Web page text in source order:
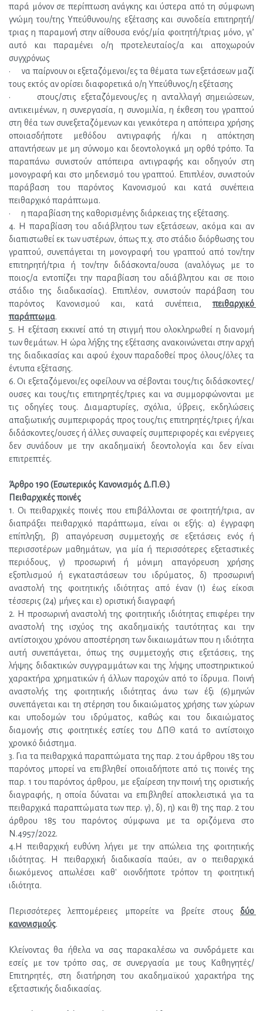
παρά μόνον σε περίπτωση ανάγκης και ύστερα από τη σύμφωνη
γνώμη του/της Υπεύθυνου/ης εξέτασης και συνοδεία επιτηρητή/
τριας η παραμονή στην αίθουσα ενός/μία φοιτητή/τριας μόνο, γι’
αυτό και παραμένει ο/η προτελευταίος/α και αποχωρούν
συγχρόνως
·      να παίρνουν οι εξεταζόμενοι/ες τα θέματα των εξετάσεων μαζί
τους εκτός αν ορίσει διαφορετικά ο/η Υπεύθυνος/η εξέτασης
·      στους/στις εξεταζόμενους/ες η ανταλλαγή σημειώσεων,
αντικειμένων, η συνεργασία, η συνομιλία, η έκθεση του γραπτού
στη θέα των συνεξεταζόμενων και γενικότερα η απόπειρα χρήσης
οποιασδήποτε μεθόδου αντιγραφής ή/και η απόκτηση
απαντήσεων με μη σύννομο και δεοντολογικά μη ορθό τρόπο. Τα
παραπάνω συνιστούν απόπειρα αντιγραφής και οδηγούν στη
μονογραφή και στο μηδενισμό του γραπτού. Επιπλέον, συνιστούν
παράβαση του παρόντος Κανονισμού και κατά συνέπεια
πειθαρχικό παράπτωμα.
·      η παραβίαση της καθορισμένης διάρκειας της εξέτασης.
4. Η παραβίαση του αδιάβλητου των εξετάσεων, ακόμα και αν
διαπιστωθεί εκ των υστέρων, όπως π.χ. στο στάδιο διόρθωσης του
γραπτού, συνεπάγεται τη μονογραφή του γραπτού από τον/την
επιτηρητή/τρια ή τον/την διδάσκοντα/ουσα (αναλόγως με το
ποιος/α εντοπίζει την παραβίαση του αδιάβλητου και σε ποιο
στάδιο της διαδικασίας). Επιπλέον, συνιστούν παράβαση του
παρόντος Κανονισμού και, κατά συνέπεια, πειθαρχικό
παράπτωμα.
5. Η εξέταση εκκινεί από τη στιγμή που ολοκληρωθεί η διανομή
των θεμάτων. Η ώρα λήξης της εξέτασης ανακοινώνεται στην αρχή
της διαδικασίας και αφού έχουν παραδοθεί προς όλους/όλες τα
έντυπα εξέτασης.
6. Οι εξεταζόμενοι/ες οφείλουν να σέβονται τους/τις διδάσκοντες/
ουσες και τους/τις επιτηρητές/τριες και να συμμορφώνονται με
τις οδηγίες τους. Διαμαρτυρίες, σχόλια, ύβρεις, εκδηλώσεις
απαξιωτικής συμπεριφοράς προς τους/τις επιτηρητές/τριες ή/και
διδάσκοντες/ουσες ή άλλες συναφείς συμπεριφορές και ενέργειες
δεν συνάδουν με την ακαδημαϊκή δεοντολογία και δεν είναι
επιτρεπτές.
Άρθρο 190 (Εσωτερικός Κανονισμός Δ.Π.Θ.)
Πειθαρχικές ποινές
1. Οι πειθαρχικές ποινές που επιβάλλονται σε φοιτητή/τρια, αν
διαπράξει πειθαρχικό παράπτωμα, είναι οι εξής: α) έγγραφη
επίπληξη, β) απαγόρευση συμμετοχής σε εξετάσεις ενός ή
περισσοτέρων μαθημάτων, για μία ή περισσότερες εξεταστικές
περιόδους, γ) προσωρινή ή μόνιμη απαγόρευση χρήσης
εξοπλισμού ή εγκαταστάσεων του ιδρύματος, δ) προσωρινή
αναστολή της φοιτητικής ιδιότητας από έναν (1) έως είκοσι
τέσσερις (24) μήνες και ε) οριστική διαγραφή
2. Η προσωρινή αναστολή της φοιτητικής ιδιότητας επιφέρει την
αναστολή της ισχύος της ακαδημαϊκής ταυτότητας και την
αντίστοιχου χρόνου αποστέρηση των δικαιωμάτων που η ιδιότητα
αυτή συνεπάγεται, όπως της συμμετοχής στις εξετάσεις, της
λήψης διδακτικών συγγραμμάτων και της λήψης υποστηρικτικού
χαρακτήρα χρηματικών ή άλλων παροχών από το ίδρυμα. Ποινή
αναστολής της φοιτητικής ιδιότητας άνω των έξι (6)μηνών
συνεπάγεται και τη στέρηση του δικαιώματος χρήσης των χώρων
και υποδομών του ιδρύματος, καθώς και του δικαιώματος
διαμονής στις φοιτητικές εστίες του ΔΠΘ κατά το αντίστοιχο
χρονικό διάστημα.
3. Για τα πειθαρχικά παραπτώματα της παρ. 2 του άρθρου 185 του
παρόντος μπορεί να επιβληθεί οποιαδήποτε από τις ποινές της
παρ. 1 του παρόντος άρθρου, με εξαίρεση την ποινή της οριστικής
διαγραφής, η οποία δύναται να επιβληθεί αποκλειστικά για τα
πειθαρχικά παραπτώματα των περ. γ), δ), η) και θ) της παρ. 2 του
άρθρου 185 του παρόντος σύμφωνα με τα οριζόμενα στο
Ν.4957/2022.
4.Η πειθαρχική ευθύνη λήγει με την απώλεια της φοιτητικής
ιδιότητας. Η πειθαρχική διαδικασία παύει, αν ο πειθαρχικά
διωκόμενος απωλέσει καθ' οιονδήποτε τρόπον τη φοιτητική
ιδιότητα.
Περισσότερες λεπτομέρειες μπορείτε να βρείτε στους δύο
κανονισμούς.
Κλείνοντας θα ήθελα να σας παρακαλέσω να συνδράμετε και
εσείς με τον τρόπο σας, σε συνεργασία με τους Καθηγητές/
Επιτηρητές, στη διατήρηση του ακαδημαϊκού χαρακτήρα της
εξεταστικής διαδικασίας.